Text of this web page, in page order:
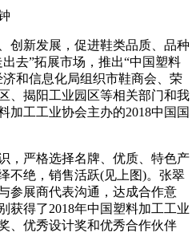
创新发展，促进鞋类品质、品种
去”拓展市场，推出“中国塑料
和信息化局组织市鞋商会、荣
、揭阳工业园区等相关部门和我
加工工业协会主办的2018中国国
，严格选择名牌、优质、特色产
不绝，销售活跃(见上图)。张翠
参展商代表沟通，达成合作意
获得了2018年中国塑料加工工业
、优秀设计奖和优秀合作伙伴